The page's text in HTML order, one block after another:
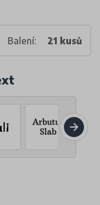
Balení: 21 kusů